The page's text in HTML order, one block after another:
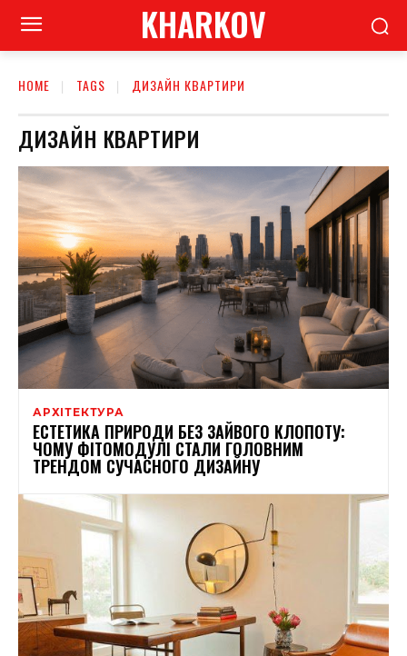
KHARKOV
HOME TAGS ДИЗАЙН КВАРТИРИ
ДИЗАЙН КВАРТИРИ
АРХІТЕКТУРА
ЕСТЕТИКА ПРИРОДИ БЕЗ ЗАЙВОГО КЛОПОТУ:
ЧОМУ ФІТОМОДУЛІ СТАЛИ ГОЛОВНИМ
ТРЕНДОМ СУЧАСНОГО ДИЗАЙНУ